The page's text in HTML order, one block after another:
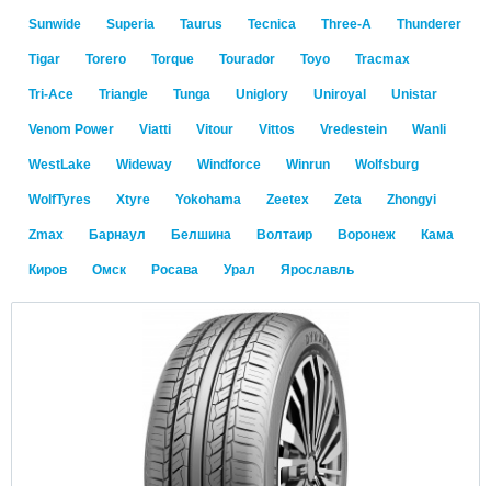
Sunwide Superia Taurus Tecnica Three-A Thunderer
Tigar Torero Torque Tourador Toyo Tracmax
Tri-Ace Triangle Tunga Uniglory Uniroyal Unistar
Venom Power Viatti Vitour Vittos Vredestein Wanli
WestLake Wideway Windforce Winrun Wolfsburg
WolfTyres Xtyre Yokohama Zeetex Zeta Zhongyi
Zmax Барнаул Белшина Волтаир Воронеж Кама
Киров Омск Росава Урал Ярославль